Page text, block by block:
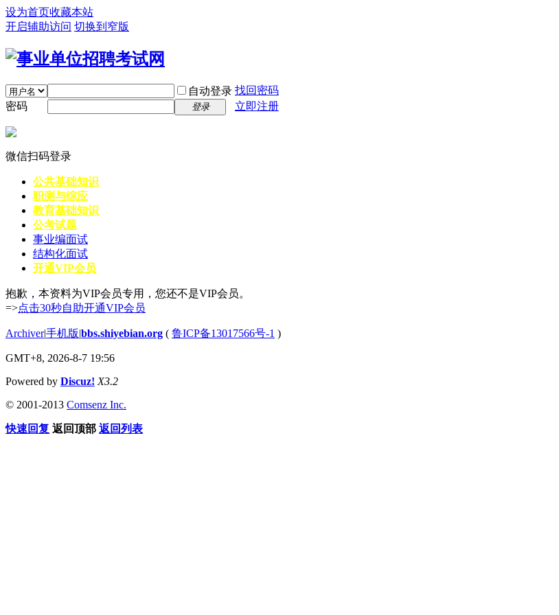
设为首页收藏本站
开启辅助访问 切换到窄版
自动登录 找回密码
密码
登录 立即注册
微信扫码登录
公共基础知识
职测与综应
教育基础知识
公考试题
事业编面试
结构化面试
开通VIP会员
抱歉，本资料为VIP会员专用，您还不是VIP会员。
=>点击30秒自助开通VIP会员
Archiver|手机版|bbs.shiyebian.org ( 鲁ICP备13017566号-1 )
GMT+8, 2026-8-7 19:56
Powered by Discuz! X3.2
© 2001-2013 Comsenz Inc.
快速回复 返回顶部 返回列表